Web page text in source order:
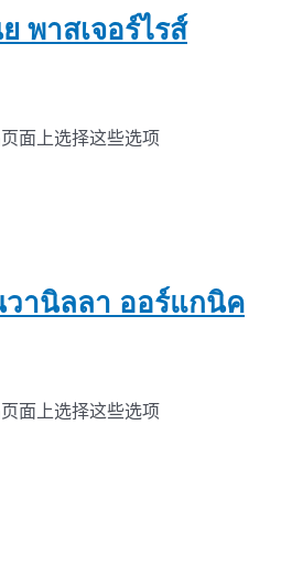
พาสเจอร์ไรส์
面上选择这些选项
วานิลลา ออร์แกนิค
面上选择这些选项